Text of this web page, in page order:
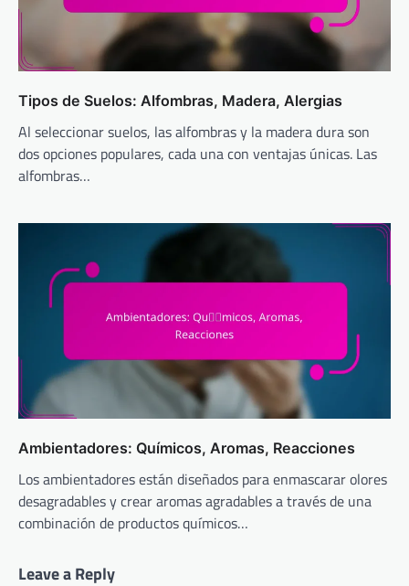
Tipos de Suelos: Alfombras, Madera, Alergias
Al seleccionar suelos, las alfombras y la madera dura son
dos opciones populares, cada una con ventajas únicas. Las
alfombras…
Ambientadores: Químicos, Aromas, Reacciones
Los ambientadores están diseñados para enmascarar olores
desagradables y crear aromas agradables a través de una
combinación de productos químicos…
Leave a Reply